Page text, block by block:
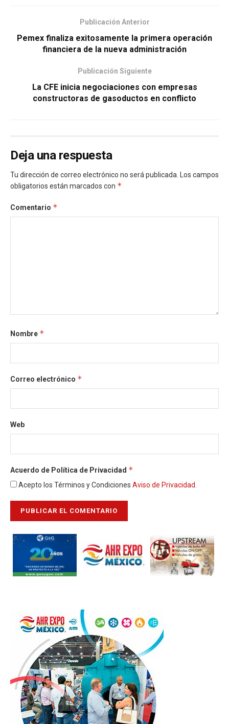
Publicación Anterior
Pemex finaliza exitosamente la primera operación
financiera de la nueva administración
Publicación Siguiente
La CFE inicia negociaciones con empresas
constructoras de gasoductos en conflicto
Deja una respuesta
Tu dirección de correo electrónico no será publicada. Los campos
obligatorios están marcados con *
Comentario *
Nombre *
Correo electrónico *
Web
Acuerdo de Política de Privacidad *
Acepto los Términos y Condiciones Aviso de Privacidad